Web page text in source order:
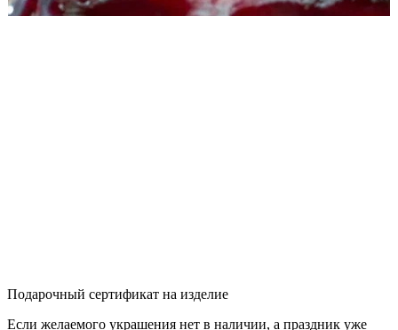
Подарочный сертификат на изделие
Если желаемого украшения нет в наличии, а праздник уже